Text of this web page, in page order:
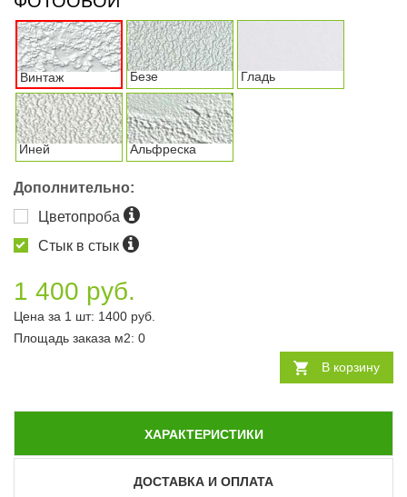
Винтаж Безе Гладь
Иней Альфреска
Дополнительно:
Цветопроба
Стык в стык
1 400 руб.
Цена за 1 шт: 1400 руб.
Площадь заказа м2: 0
В корзину
ХАРАКТЕРИСТИКИ
ДОСТАВКА И ОПЛАТА